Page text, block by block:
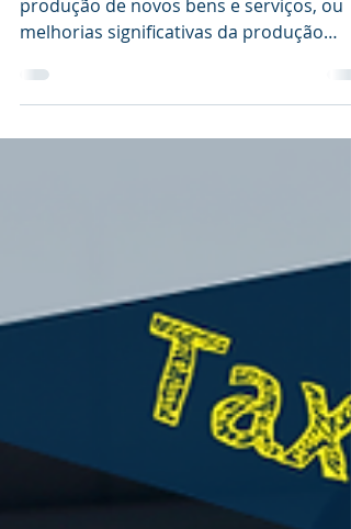
As operações a apoiar devem visar a
produção de novos bens e serviços, ou